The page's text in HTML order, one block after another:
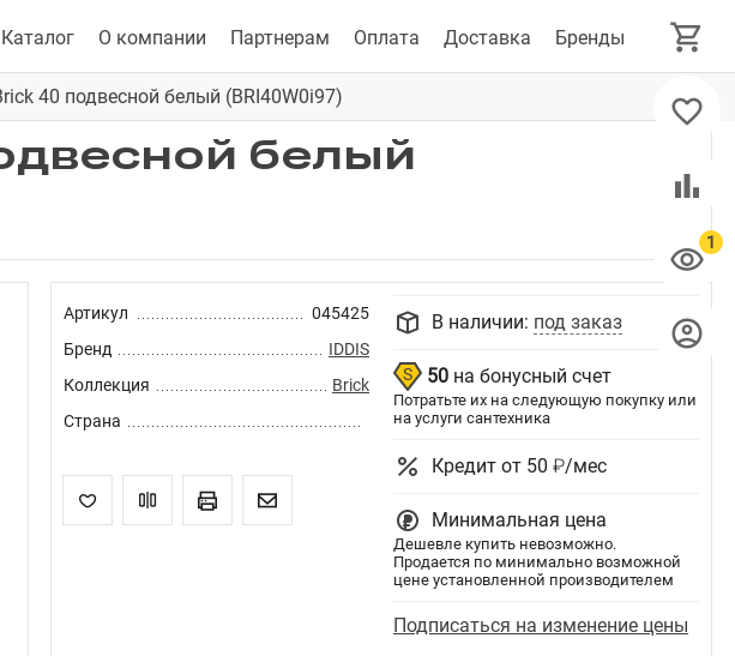
Каталог О компании Партнерам Оплата Доставка Бренды
40 подвесной белый (BRI40W0i97)
белый
Артикул
045425
Бренд
IDDIS
Коллекция
Brick
Страна
В наличии: под заказ
50 на бонусный счет
Потратьте их на следующую покупку или
на услуги сантехника
Кредит от 50 ₽/мес
Минимальная цена
Дешевле купить невозможно.
Продается по минимально возможной
цене установленной производителем
Подписаться на изменение цены